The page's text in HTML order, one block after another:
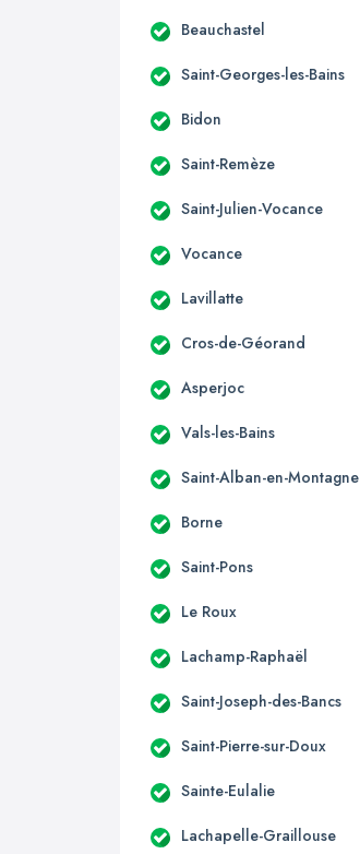
Beauchastel
Saint-Georges-les-Bains
Bidon
Saint-Remèze
Saint-Julien-Vocance
Vocance
Lavillatte
Cros-de-Géorand
Asperjoc
Vals-les-Bains
Saint-Alban-en-Montagne
Borne
Saint-Pons
Le Roux
Lachamp-Raphaël
Saint-Joseph-des-Bancs
Saint-Pierre-sur-Doux
Sainte-Eulalie
Lachapelle-Graillouse